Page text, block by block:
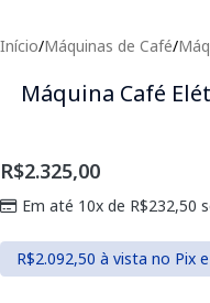
Início/Máquinas de Café/
Máquina Café
R$2.325,00
Em até 10x de R$232,50
R$2.092,50 à vista no Pix